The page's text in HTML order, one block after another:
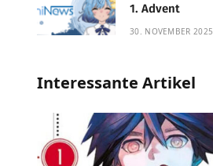
1. Advent
30. NOVEMBER 2025
Interessante Artikel